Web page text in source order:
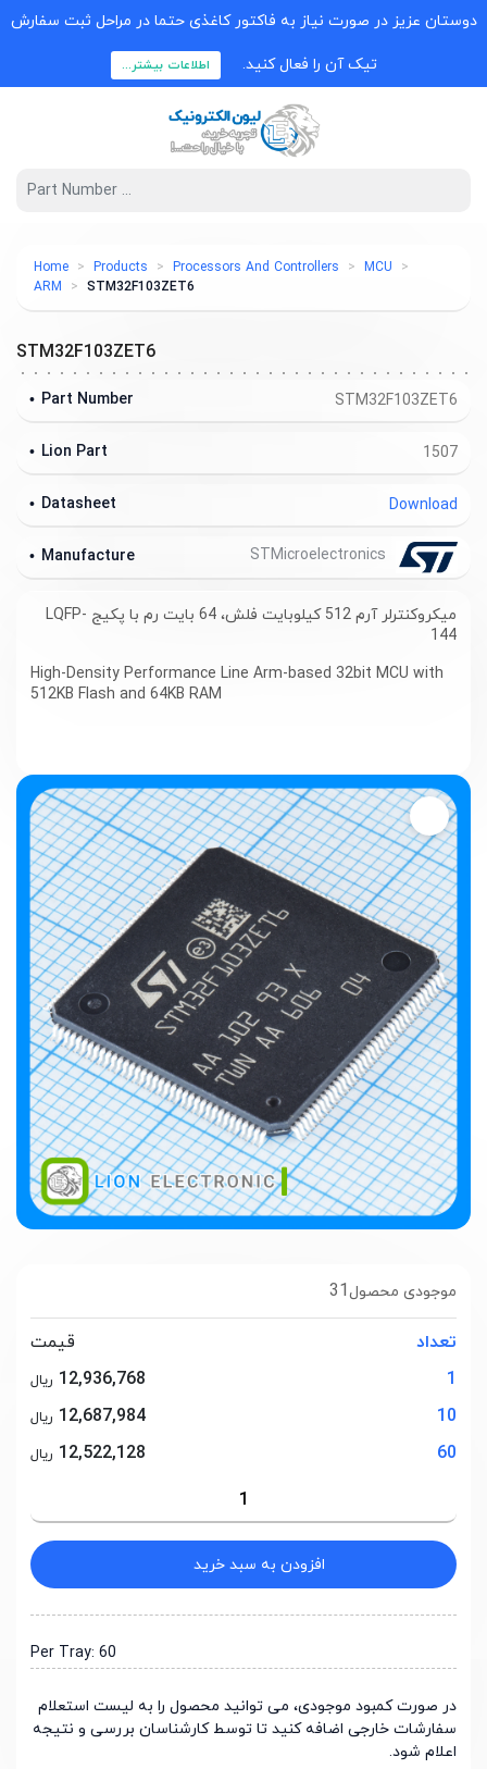
عزیز در صورت نیاز به فاکتور کاغذی حتما در مراحل ثبت سفارش
تیک آن را فعال کنید. اطلاعات بیشتر...
Home Products Processors And Controllers
MCU
ARM
STM32F103ZET6
31موجودی محصول
تعداد
قیمت
12,936,768 ریال
10
12,687,984 ریال
60
12,522,128 ریال
افزودن به سبد خرید
Per Tray: 60
در صورت کمبود موجودی، می توانید محصول را به لیست استعلام
سفارشات خارجی اضافه کنید تا توسط کارشناسان بررسی و نتیجه
اعلام شود.
STM32F103ZET6
STM32F103ZET6
Part Number
1507
Lion Part
Download
Datasheet
STMicroelectronics
Manufacture
میکروکنترلر آرم 512 کیلوبایت فلش، 64 بایت رم با پکیج LQFP-
144
High-Density Performance Line Arm-based 32bit MCU with
512KB Flash and 64KB RAM